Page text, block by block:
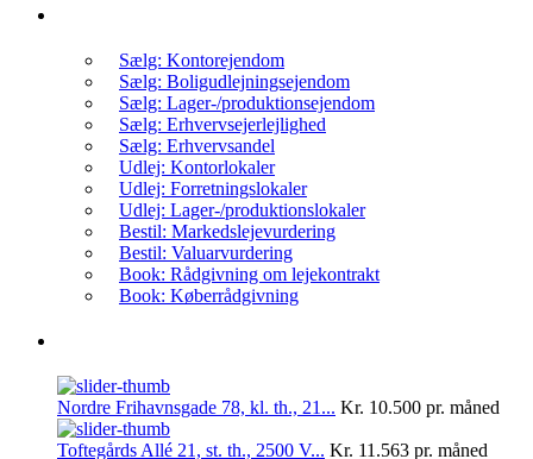
Sælg: Kontorejendom
Sælg: Boligudlejningsejendom
Sælg: Lager-/produktionsejendom
Sælg: Erhvervsejerlejlighed
Sælg: Erhvervsandel
Udlej: Kontorlokaler
Udlej: Forretningslokaler
Udlej: Lager-/produktionslokaler
Bestil: Markedslejevurdering
Bestil: Valuarvurdering
Book: Rådgivning om lejekontrakt
Book: Køberrådgivning
Nordre Frihavnsgade 78, kl. th., 21... Kr. 10.500 pr. måned
Toftegårds Allé 21, st. th., 2500 V... Kr. 11.563 pr. måned